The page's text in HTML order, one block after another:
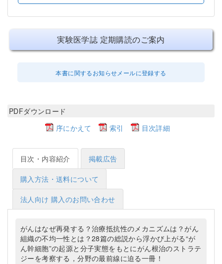
実験医学誌 定期購読のご案内
本書に関するお知らせメールに登録する
PDFダウンロード
序にかえて
索引 目次詳細
目次・内容紹介 掲載広告
購入方法・送料について
法人向け 購入のお問い合わせ
がんはなぜ再発する？治療抵抗性のメカニズムは？がん
組織の不均一性とは？28篇の総説から浮かび上がる“が
ん幹細胞”の起源と分子実態をもとにがん根治のストラテ
ジーを考察する，分野の最前線に迫る一冊！